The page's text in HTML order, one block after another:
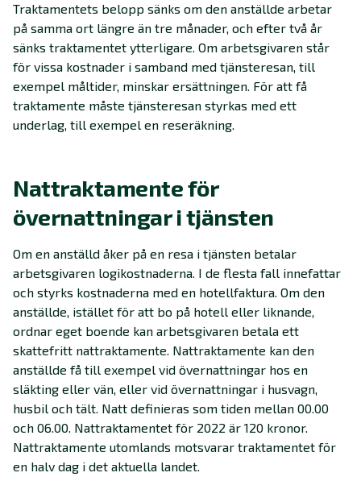
Traktamentets belopp sänks om den anställde arbetar
på samma ort längre än tre månader, och efter två år
sänks traktamentet ytterligare. Om arbetsgivaren står
för vissa kostnader i samband med tjänsteresan, till
exempel måltider, minskar ersättningen. För att få
traktamente måste tjänsteresan styrkas med ett
underlag, till exempel en reseräkning.
Nattraktamente för
övernattningar i tjänsten
Om en anställd åker på en resa i tjänsten betalar
arbetsgivaren logikostnaderna. I de flesta fall innefattar
och styrks kostnaderna med en hotellfaktura. Om den
anställde, istället för att bo på hotell eller liknande,
ordnar eget boende kan arbetsgivaren betala ett
skattefritt nattraktamente. Nattraktamente kan den
anställde få till exempel vid övernattningar hos en
släkting eller vän, eller vid övernattningar i husvagn,
husbil och tält. Natt definieras som tiden mellan 00.00
och 06.00. Nattraktamentet för 2022 är 120 kronor.
Nattraktamente utomlands motsvarar traktamentet för
en halv dag i det aktuella landet.